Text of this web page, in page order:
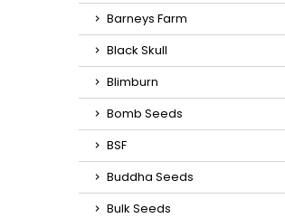
Barneys Farm
Black Skull
Blimburn
Bomb Seeds
BSF
Buddha Seeds
Bulk Seeds